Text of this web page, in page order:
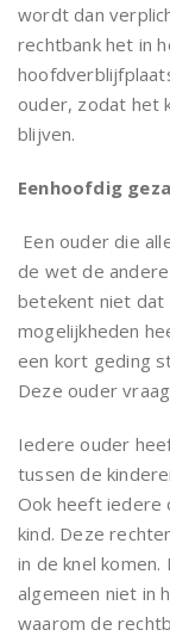
wordt dan
rechtbank het in
ouder, zodat het
blijven.
Eenhoofdig
Een ouder die
de wet de
betekent niet dat
mogelijkheden
een kort geding
Deze ouder
Iedere ouder
tussen de
Ook heeft iedere
kind. Deze
in de knel
algemeen niet in
waarom de